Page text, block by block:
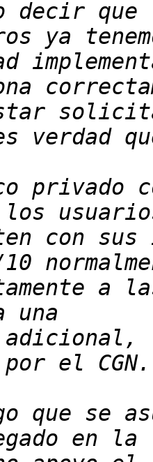
ya
verdad
privado
con sus
a
que se